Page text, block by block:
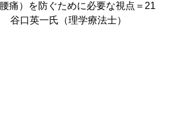
を防ぐために必要な視点＝21
一氏（理学療法士）